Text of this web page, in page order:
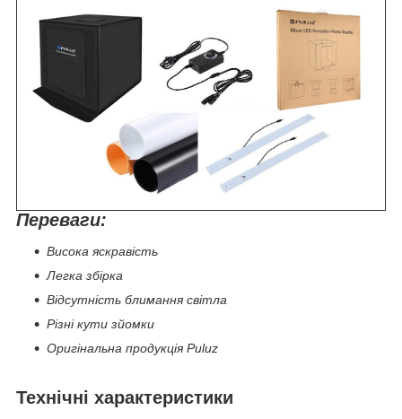
Переваги:
Висока яскравість
Легка збірка
Відсутність блимання світла
Різні кути зйомки
Оригінальна продукція Puluz
Технічні характеристики